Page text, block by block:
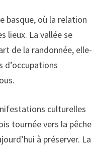
basque, où la relation
lieux. La vallée se
de la randonnée, elle-
culturelles
tournée vers la pêche
à préserver. La